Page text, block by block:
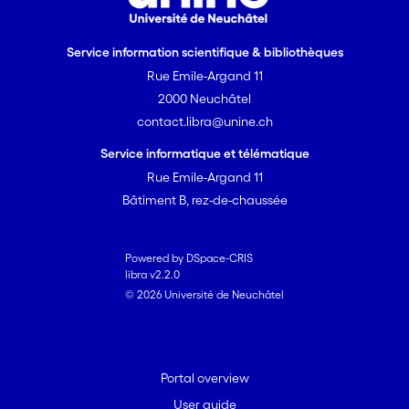
et des émotions et sur la sociologie des
recherche considère Second Life à la
fois comme révélateur et comme
opérateur des intimités contemporaines.
Elle aborde un sujet au coeur de
l’actualité et analyse des pratiques
relationnelles encore peu étudiées.
Service information scientifique & bibliothèques
Rue Emile-Argand 11
2000 Neuchâtel
contact.libra@unine.ch
Service informatique et télématique
Rue Emile-Argand 11
Bâtiment B, rez-de-chaussée
Powered by DSpace-CRIS
libra v2.2.0
© 2026 Université de Neuchâtel
Portal overview
User guide